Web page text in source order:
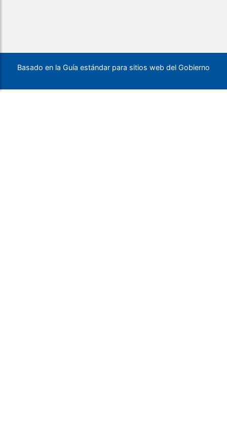
Basado en la Guía estándar para sitios web del Gobierno